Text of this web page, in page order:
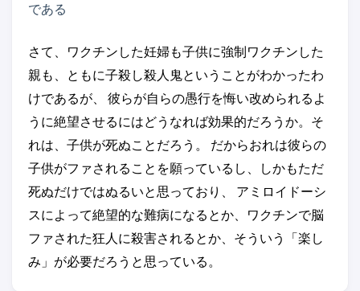
である
さて、ワクチンした妊婦も子供に強制ワクチンした
親も、ともに子殺し殺人鬼ということがわかったわ
けであるが、 彼らが自らの愚行を悔い改められるよ
うに絶望させるにはどうなれば効果的だろうか。そ
れは、子供が死ぬことだろう。 だからおれは彼らの
子供がファされることを願っているし、しかもただ
死ぬだけではぬるいと思っており、 アミロイドーシ
スによって絶望的な難病になるとか、ワクチンで脳
ファされた狂人に殺害されるとか、そういう「楽し
み」が必要だろうと思っている。